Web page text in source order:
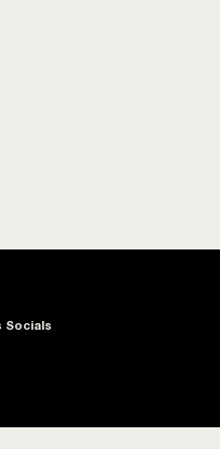
Socials